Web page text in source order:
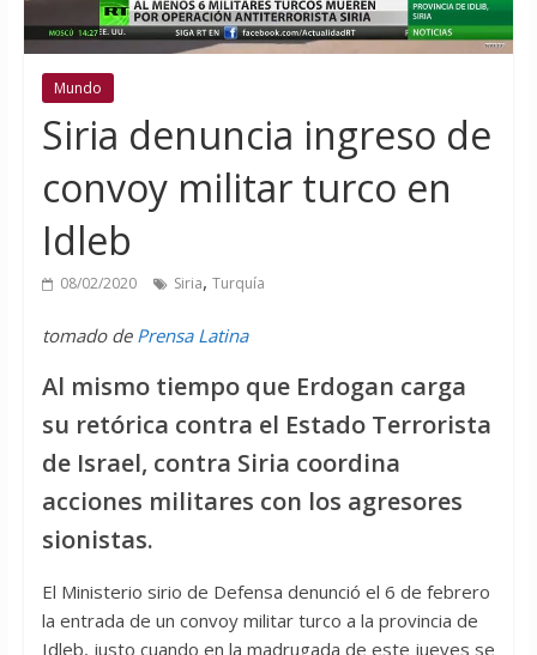
Mundo
Siria denuncia ingreso de
convoy militar turco en
Idleb
08/02/2020 Siria, Turquía
tomado de Prensa Latina
Al mismo tiempo que Erdogan carga
su retórica contra el Estado Terrorista
de Israel, contra Siria coordina
acciones militares con los agresores
sionistas.
El Ministerio sirio de Defensa denunció el 6 de febrero
la entrada de un convoy militar turco a la provincia de
Idleb, justo cuando en la madrugada de este jueves se